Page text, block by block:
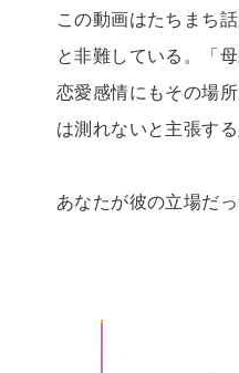
この動画はたちまち
と非難している。「
恋愛感情にもその場
は測れないと主張する
あなたが彼の立場だ